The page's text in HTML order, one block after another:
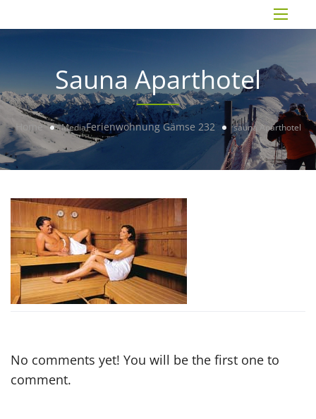
Sauna Aparthotel
Home MediaFerienwohnung Gämse 232 sauna Aparthotel
No comments yet! You will be the first one to
comment.